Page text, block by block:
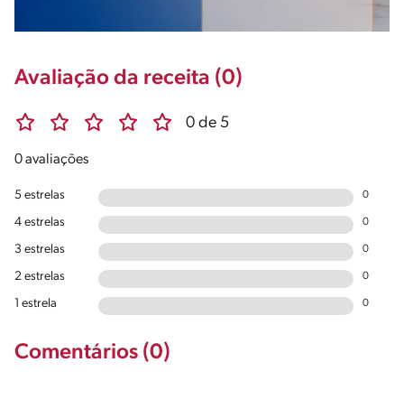
Avaliação da receita (0)
0 de 5
0 avaliações
5 estrelas 0
4 estrelas 0
3 estrelas 0
2 estrelas 0
1 estrela 0
Comentários (0)